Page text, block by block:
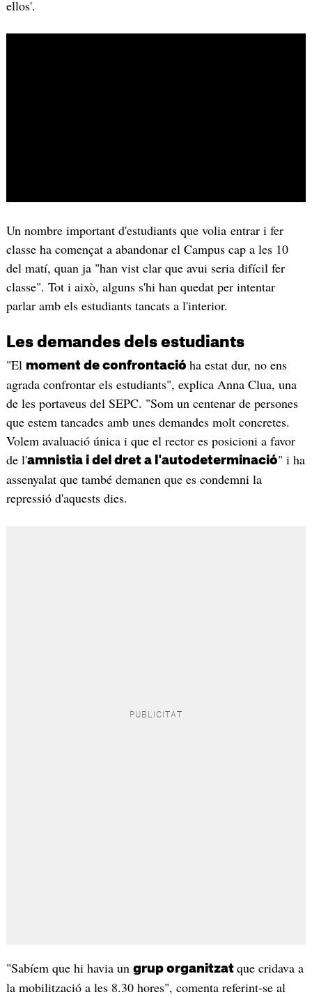
ellos'.
Un nombre important d'estudiants que volia entrar i fer
classe ha començat a abandonar el Campus cap a les 10
del matí, quan ja "han vist clar que avui seria difícil fer
classe". Tot i això, alguns s'hi han quedat per intentar
parlar amb els estudiants tancats a l'interior.
Les demandes dels estudiants
"El moment de confrontació ha estat dur, no ens
agrada confrontar els estudiants", explica Anna Clua, una
de les portaveus del SEPC. "Som un centenar de persones
que estem tancades amb unes demandes molt concretes.
Volem avaluació única i que el rector es posicioni a favor
de l'amnistia i del dret a l'autodeterminació" i ha
assenyalat que també demanen que es condemni la
repressió d'aquests dies.
"Sabíem que hi havia un grup organitzat que cridava a
la mobilització a les 8.30 hores", comenta referint-se al